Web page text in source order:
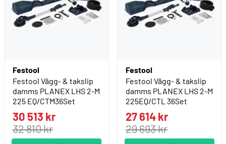
Festool
Festool Vägg- & takslip
damms PLANEX LHS 2-M
225 EQ/CTM36Set
30 513 kr
32 810 kr
Festool
Festool Vägg- & takslip
damms PLANEX LHS 2-M
225EQ/CTL 36Set
27 614 kr
29 693 kr